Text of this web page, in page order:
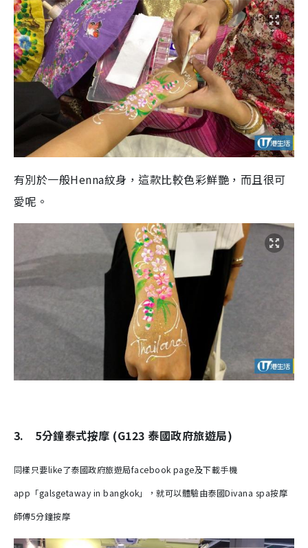
有別於一般Henna紋身，這款比較色彩鮮艷，而且很可
愛呢。
3. 5分鐘泰式按摩 (G123 泰國政府旅遊局)
同樣只要like了泰國政府旅遊局facebook page及下載手機
app「galsgetaway in bangkok」，就可以體驗由泰國Divana spa按摩
師傅5分鐘按摩